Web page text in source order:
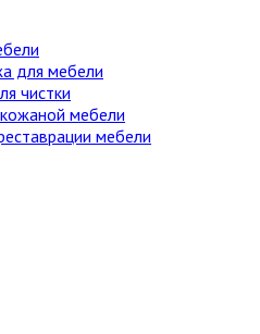
для мебели
чистки
мебели
мебели